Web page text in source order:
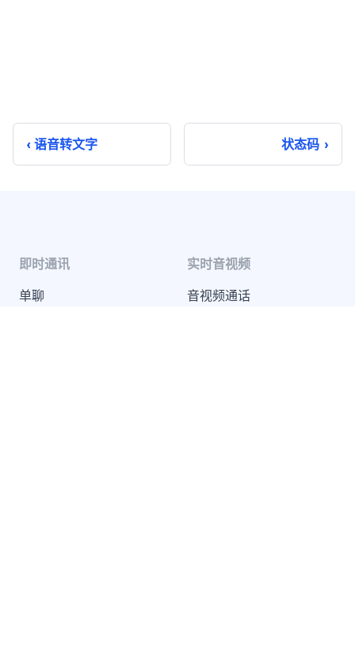
语音转文字 状态码
即时通讯
单聊
实时音视频
音视频通话